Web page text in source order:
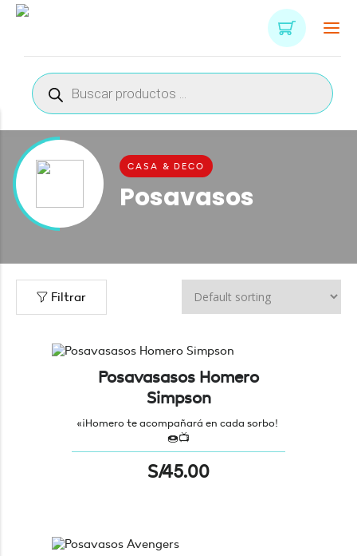
Búsqueda
de
productos
CASA & DECO
Posavasos
Filtrar
Posavasasos Homero
Simpson
«¡Homero te acompañará en cada sorbo!
🍩📺
S/45.00